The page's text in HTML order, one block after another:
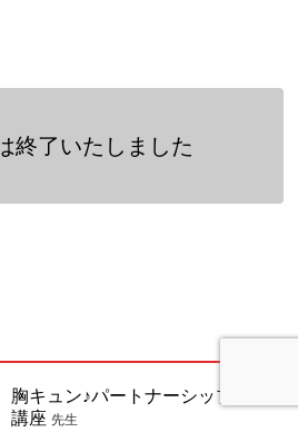
終了いたしました
胸キュン♪パートナーシップ1Day
講座 先生